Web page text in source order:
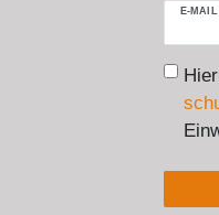
E-